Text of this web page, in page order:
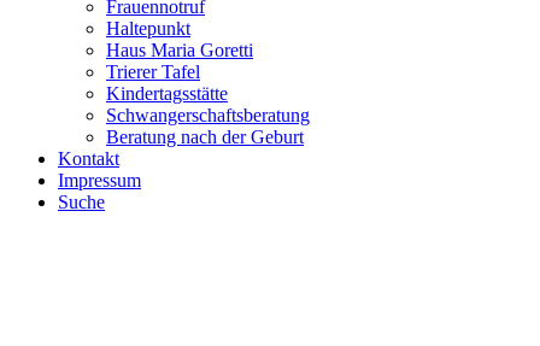
Frauennotruf
Haltepunkt
Haus Maria Goretti
Trierer Tafel
Kindertagsstätte
Schwangerschaftsberatung
Beratung nach der Geburt
Kontakt
Impressum
Suche